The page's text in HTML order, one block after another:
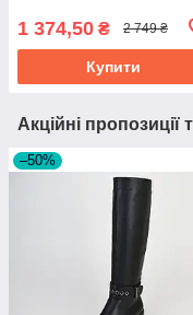
1 374,50 ₴ 2 749 ₴
Купити
Акційні пропозиції
–50%